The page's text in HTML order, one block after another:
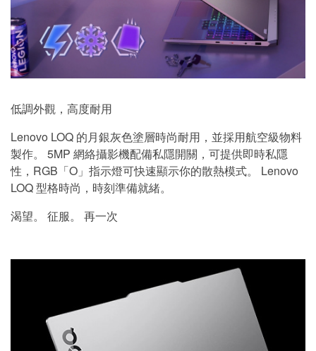
低調外觀，高度耐用
Lenovo LOQ 的月銀灰色塗層時尚耐用，並採用航空級物料
製作。 5MP 網絡攝影機配備私隱開關，可提供即時私隱
性，RGB「O」指示燈可快速顯示你的散熱模式。 Lenovo
LOQ 型格時尚，時刻準備就緒。
渴望。 征服。 再一次